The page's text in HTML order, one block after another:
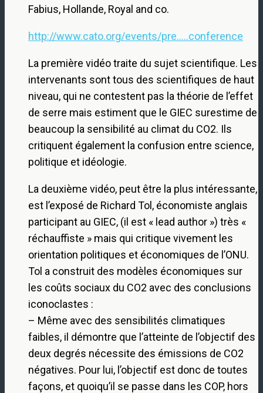
Fabius, Hollande, Royal and co.
http://www.cato.org/events/pre.....conference
La première vidéo traite du sujet scientifique. Les
intervenants sont tous des scientifiques de haut
niveau, qui ne contestent pas la théorie de l’effet
de serre mais estiment que le GIEC surestime de
beaucoup la sensibilité au climat du CO2. Ils
critiquent également la confusion entre science,
politique et idéologie.
La deuxième vidéo, peut être la plus intéressante,
est l’exposé de Richard Tol, économiste anglais
participant au GIEC, (il est « lead author ») très «
réchauffiste » mais qui critique vivement les
orientation politiques et économiques de l’ONU.
Tol a construit des modèles économiques sur
les coûts sociaux du CO2 avec des conclusions
iconoclastes :
– Même avec des sensibilités climatiques
faibles, il démontre que l’atteinte de l’objectif des
deux degrés nécessite des émissions de CO2
négatives. Pour lui, l’objectif est donc de toutes
façons, et quoiqu’il se passe dans les COP, hors